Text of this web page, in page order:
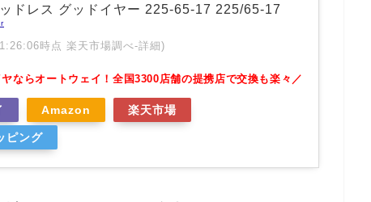
ドレス グッドイヤー 225-65-17 225/65-17
時点 楽天市場調べ-詳細)
ならオートウェイ！全国3300店舗の提携店で交換も楽々／
Amazon 楽天市場
ピング